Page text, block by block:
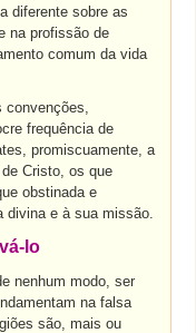
diferente sobre as
na profissão de
comum da vida
frequência de
promiscuamente, a
Cristo, os que
obstinada e
divina e à sua missão.
lo
nenhum modo, ser
na falsa
são, mais ou